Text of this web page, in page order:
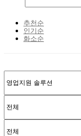
추천순
인기순
화소순